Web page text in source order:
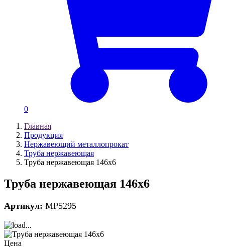
0
Главная
Продукция
Нержавеющий металлопрокат
Труба нержавеющая
Труба нержавеющая 146х6
Труба нержавеющая 146х6
Артикул: MP5295
Цена